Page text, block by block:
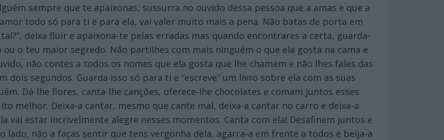
sempre que te apaixonas, sussurra no ouvido dessa pessoa que a amas e que a
todo só para ti e para ela, vai valer muito mais a pena. Não batas de porta em
deixa fluir e apaixona-te pelas erradas mas quando encontrares a certa, guarda-
o teu maior segredo. Não partilhes com mais ninguém o que ela gosta na cama e
não contes a todos os nomes que ela gosta que lhe chamem e não lhes fales das
dois segundos. Guarda isso só para ti e “escreve” um livro sobre ela com as suas
Dá-lhe flores, canta-lhe canções, oferece-lhe chocolates e comam juntos esses
melhor. Deixa-a cantar, mesmo que cante mal, deixa-a cantar no carro e deixa-a
vai estar incrivelmente alegre nesses momentos. Canta com ela! Desafinem juntos e
lado, não a faças sentir que tens vergonha dela, agarra-a em frente a todos e beija-a